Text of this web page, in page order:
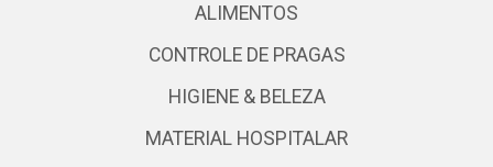
ALIMENTOS
CONTROLE DE PRAGAS
HIGIENE & BELEZA
MATERIAL HOSPITALAR